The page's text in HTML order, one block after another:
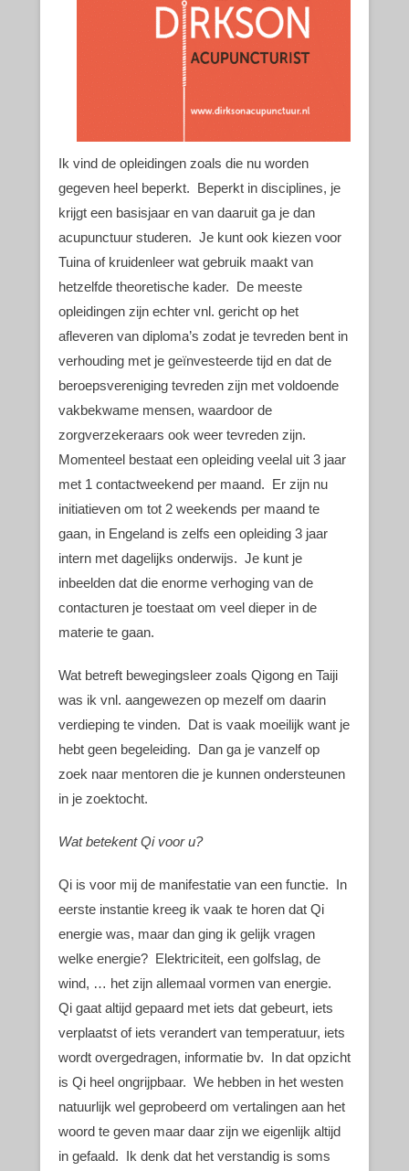
Ik vind de opleidingen zoals die nu worden
gegeven heel beperkt. Beperkt in disciplines, je
krijgt een basisjaar en van daaruit ga je dan
acupunctuur studeren. Je kunt ook kiezen voor
Tuina of kruidenleer wat gebruik maakt van
hetzelfde theoretische kader. De meeste
opleidingen zijn echter vnl. gericht op het
afleveren van diploma’s zodat je tevreden bent in
verhouding met je geïnvesteerde tijd en dat de
beroepsvereniging tevreden zijn met voldoende
vakbekwame mensen, waardoor de
zorgverzekeraars ook weer tevreden zijn.
Momenteel bestaat een opleiding veelal uit 3 jaar
met 1 contactweekend per maand. Er zijn nu
initiatieven om tot 2 weekends per maand te
gaan, in Engeland is zelfs een opleiding 3 jaar
intern met dagelijks onderwijs. Je kunt je
inbeelden dat die enorme verhoging van de
contacturen je toestaat om veel dieper in de
materie te gaan.
Wat betreft bewegingsleer zoals Qigong en Taiji
was ik vnl. aangewezen op mezelf om daarin
verdieping te vinden. Dat is vaak moeilijk want je
hebt geen begeleiding. Dan ga je vanzelf op
zoek naar mentoren die je kunnen ondersteunen
in je zoektocht.
Wat betekent Qi voor u?
Qi is voor mij de manifestatie van een functie. In
eerste instantie kreeg ik vaak te horen dat Qi
energie was, maar dan ging ik gelijk vragen
welke energie? Elektriciteit, een golfslag, de
wind, … het zijn allemaal vormen van energie.
Qi gaat altijd gepaard met iets dat gebeurt, iets
verplaatst of iets verandert van temperatuur, iets
wordt overgedragen, informatie bv. In dat opzicht
is Qi heel ongrijpbaar. We hebben in het westen
natuurlijk wel geprobeerd om vertalingen aan het
woord te geven maar daar zijn we eigenlijk altijd
in gefaald. Ik denk dat het verstandig is soms